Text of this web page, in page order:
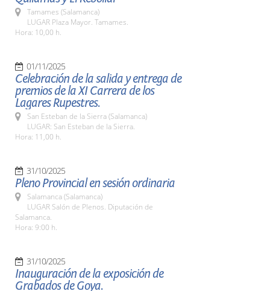
Tamames (Salamanca)
LUGAR Plaza Mayor. Tamames.
Hora: 10,00 h.
01/11/2025
Celebración de la salida y entrega de
premios de la XI Carrera de los
Lagares Rupestres.
San Esteban de la Sierra (Salamanca)
LUGAR: San Esteban de la Sierra.
Hora: 11,00 h.
31/10/2025
Pleno Provincial en sesión ordinaria
Salamanca (Salamanca)
LUGAR Salón de Plenos. Diputación de
Salamanca.
Hora: 9:00 h.
31/10/2025
Inauguración de la exposición de
Grabados de Goya.